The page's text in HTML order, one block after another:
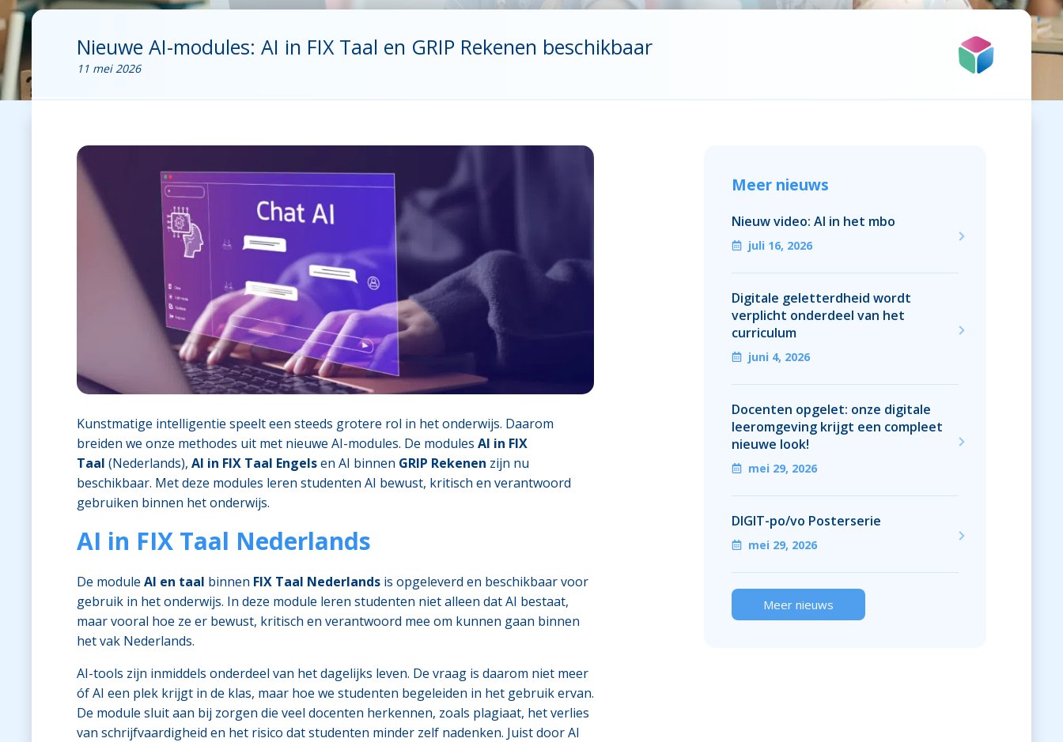
Nieuwe AI-modules: AI in FIX Taal en GRIP Rekenen beschikbaar
11 mei 2026
Kunstmatige intelligentie speelt een steeds grotere rol in het onderwijs. Daarom
breiden we onze methodes uit met nieuwe AI-modules. De modules AI in FIX
Taal (Nederlands), AI in FIX Taal Engelsen AI binnen GRIP Rekenen zijn nu
beschikbaar. Met deze modules leren studenten AI bewust, kritisch en verantwoord
gebruiken binnen het onderwijs.
AI in FIX Taal Nederlands
De module AI en taal binnen FIX Taal Nederlands is opgeleverd en beschikbaar voor
gebruik in het onderwijs. In deze module leren studenten niet alleen dat AI bestaat,
maar vooral hoe ze er bewust, kritisch en verantwoord mee om kunnen gaan binnen
het vak Nederlands.
AI-tools zijn inmiddels onderdeel van het dagelijks leven. De vraag is daarom niet meer
óf AI een plek krijgt in de klas, maar hoe we studenten begeleiden in het gebruik ervan.
De module sluit aan bij zorgen die veel docenten herkennen, zoals plagiaat, het verlies
van schrijfvaardigheid en het risico dat studenten minder zelf nadenken. Juist door AI
Meer nieuws
Nieuw video: AI in het mbo
juli 16, 2026
Digitale geletterdheid wordt
verplicht onderdeel van het
curriculum
juni 4, 2026
Docenten opgelet: onze digitale
leeromgeving krijgt een compleet
nieuwe look!
mei 29, 2026
DIGIT-po/vo Posterserie
mei 29, 2026
Meer nieuws